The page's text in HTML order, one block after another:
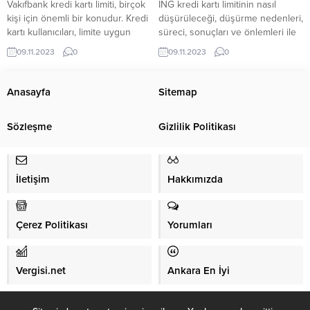
Vakıfbank kredi kartı limiti, birçok
kişi için önemli bir konudur. Kredi
kartı kullanıcıları, limite uygun
harcamalar yaparak mali
durumlarını kontrol altında tutmak
limitini nasıl düşürebileceklerini
öğrenmek önemlidir. Bu
limiti düşürme işlemleri ve bu
bilgi sahibi olacaksınız. Vakıfbank
09.11.2023 0
ING kredi kartı limitinin nasıl
düşürüleceği, düşürme nedenleri,
süreci, sonuçları ve önlemleri ile
ilgili bilmeniz gerekenleri bu blog
yazısında ele alıyoruz. Kredi kartı
adımları ve etkili yöntemleri
sunuyoruz. Neden kredi kartı
konusunda da bilgilendirme
yaşamamanız için yapabileceğiniz
09.11.2023 0
Anasayfa Sitemap
Sözleşme Gizlilik Politikası
İletişim Hakkımızda
Çerez Politikası Yorumları
Vergisi.net Ankara En İyi